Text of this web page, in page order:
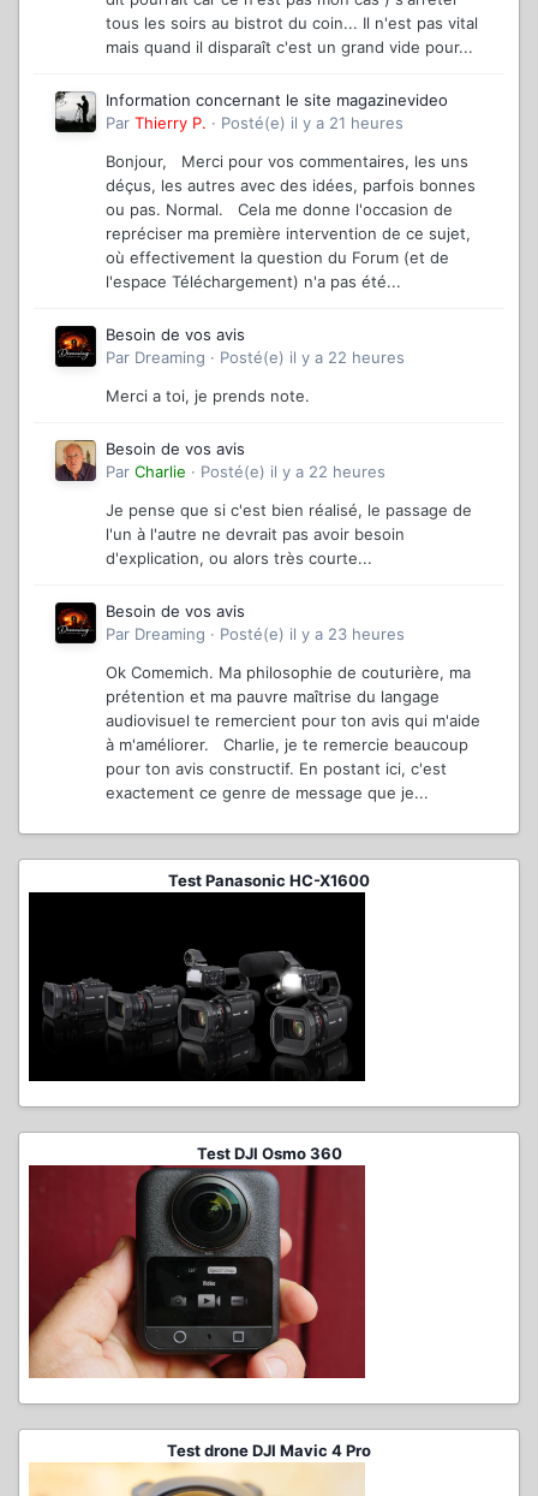
tous les soirs au bistrot du coin... Il n'est pas vital
mais quand il disparaît c'est un grand vide pour...
Information concernant le site magazinevideo
Par Thierry P. · Posté(e) il y a 21 heures
Bonjour, Merci pour vos commentaires, les uns
déçus, les autres avec des idées, parfois bonnes
ou pas. Normal. Cela me donne l'occasion de
repréciser ma première intervention de ce sujet,
où effectivement la question du Forum (et de
l'espace Téléchargement) n'a pas été...
Besoin de vos avis
Par Dreaming · Posté(e) il y a 22 heures
Merci a toi, je prends note.
Besoin de vos avis
Par Charlie · Posté(e) il y a 22 heures
Je pense que si c'est bien réalisé, le passage de
l'un à l'autre ne devrait pas avoir besoin
d'explication, ou alors très courte...
Besoin de vos avis
Par Dreaming · Posté(e) il y a 23 heures
Ok Comemich. Ma philosophie de couturière, ma
prétention et ma pauvre maîtrise du langage
audiovisuel te remercient pour ton avis qui m'aide
à m'améliorer. Charlie, je te remercie beaucoup
pour ton avis constructif. En postant ici, c'est
exactement ce genre de message que je...
Test Panasonic HC-X1600
Test DJI Osmo 360
Test drone DJI Mavic 4 Pro